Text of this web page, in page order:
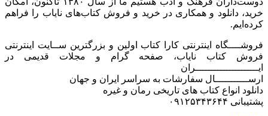
خرید، دانلود و همکاری در خرید و فروش کتاب‌های نایاب را فراهم
کرده‌ایم.
فروشــــگاه اینترنتی کارا کتاب اولین و بزرگترین ســایت اینترنتی
فروش کتاب نایاب، صفحه گرام و مجلات قدیمی در
ایـــــــــــــــــــــران
ارســـــــــــال سفارشات به سراسر ایران و جهان
دانلود انواع کتاب های تاریخی رمان و غیره
پشتیبانی ۰۹۱۲۵۳۴۳۶۴۴